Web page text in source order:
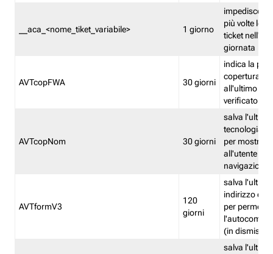
__aca_<nome_tiket_variabile> 1 giorno
impedisce di
più volte lo
ticket
giornata
AVTcopFWA 30 giorni
indica la
copertura
all'ultimo
verificato
AVTcopNom 30 giorni
salva l'ultima
tecnologia
per
all'utente
navigazione
AVTformV3
120
giorni
salva l'ultimo
indirizzo di
per
(in
salva l'ultimo